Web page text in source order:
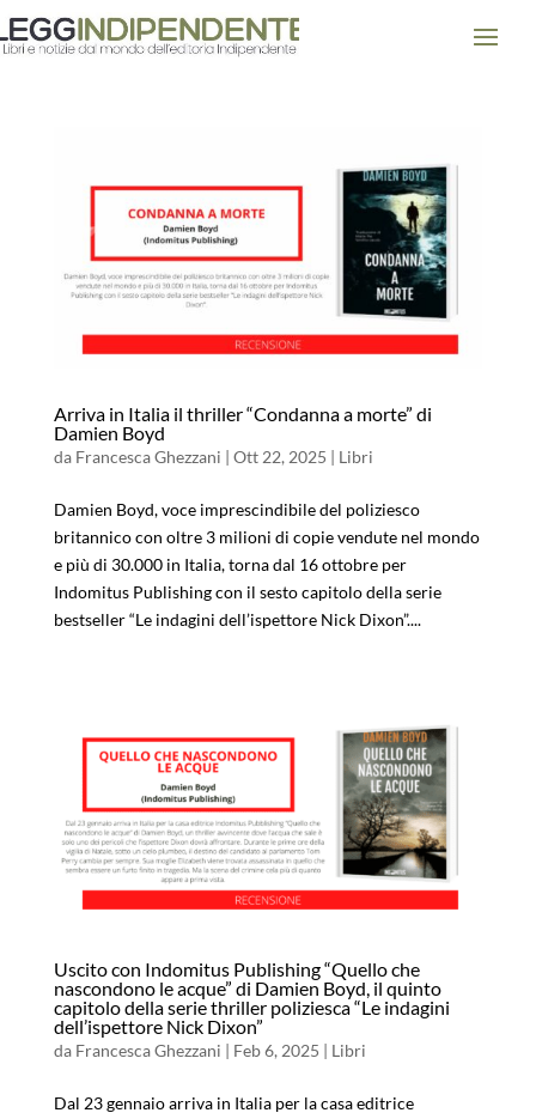
Arriva in Italia il thriller “Condanna a morte” di
Damien Boyd
da Francesca Ghezzani | Ott 22, 2025 | Libri
Damien Boyd, voce imprescindibile del poliziesco
britannico con oltre 3 milioni di copie vendute nel mondo
e più di 30.000 in Italia, torna dal 16 ottobre per
Indomitus Publishing con il sesto capitolo della serie
bestseller “Le indagini dell’ispettore Nick Dixon”....
Uscito con Indomitus Publishing “Quello che
nascondono le acque” di Damien Boyd, il quinto
capitolo della serie thriller poliziesca “Le indagini
dell’ispettore Nick Dixon”
da Francesca Ghezzani | Feb 6, 2025 | Libri
Dal 23 gennaio arriva in Italia per la casa editrice